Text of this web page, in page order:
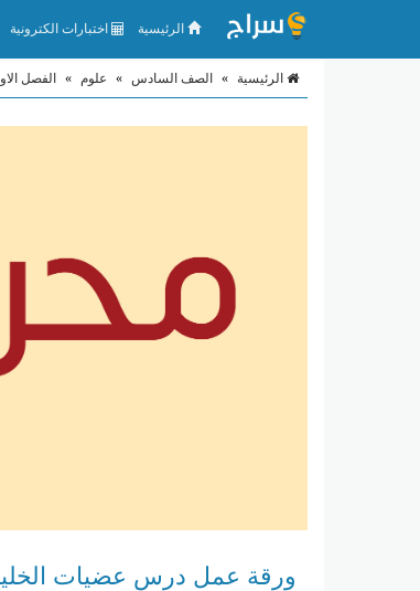
الرئيسية اختبارات الكترونية
الرئيسية » الصف السادس » علوم » الفصل
ورقة عمل درس عضيات